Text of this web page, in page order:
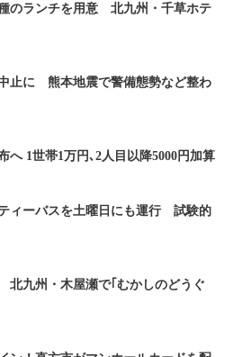
種のランチを用意 北九州・千草ホテ
中止に 熊本地震で警備態勢など整わ
へ 1世帯1万円､2人目以降5000円加算
ィーバスを土曜日にも運行 試験的
九州・木屋瀬で｢むかしのどうぐ